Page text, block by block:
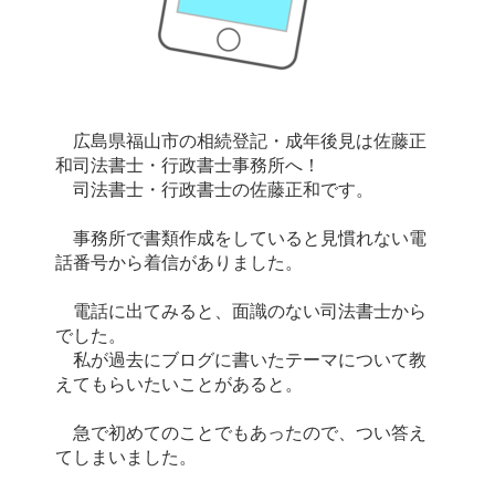
広島県福山市の相続登記・成年後見は佐藤正
和司法書士・行政書士事務所へ！
司法書士・行政書士の佐藤正和です。
事務所で書類作成をしていると見慣れない電
話番号から着信がありました。
電話に出てみると、面識のない司法書士から
でした。
私が過去にブログに書いたテーマについて教
えてもらいたいことがあると。
急で初めてのことでもあったので、つい答え
てしまいました。